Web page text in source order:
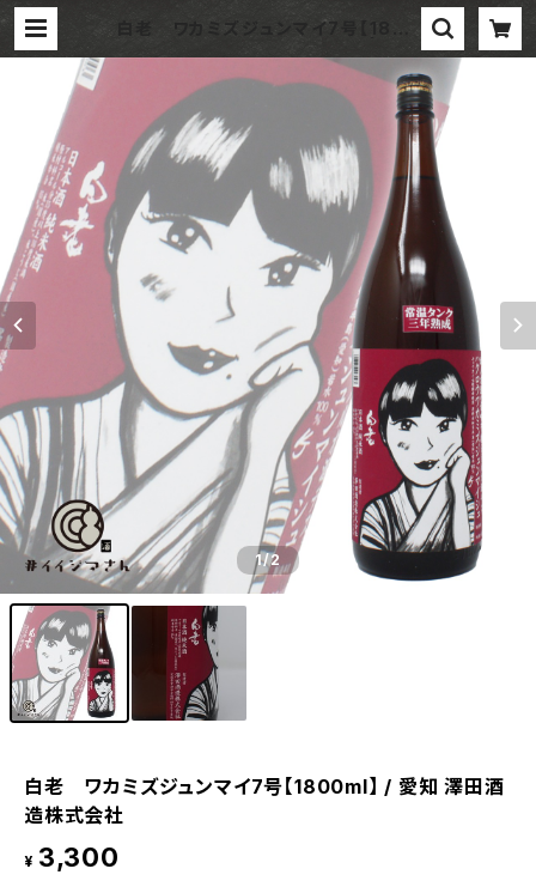
白老 ワカミズジュンマイ7号【1800
1/2
白老 ワカミズジュンマイ7号【1800ml】 / 愛知 澤田酒
造株式会社
¥ 3,300